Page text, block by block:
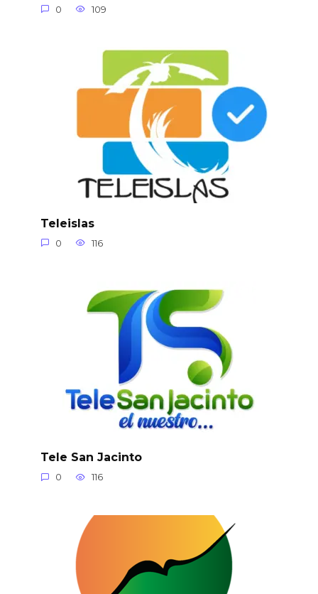
0 109
Teleislas
0 116
Tele San Jacinto
0 116